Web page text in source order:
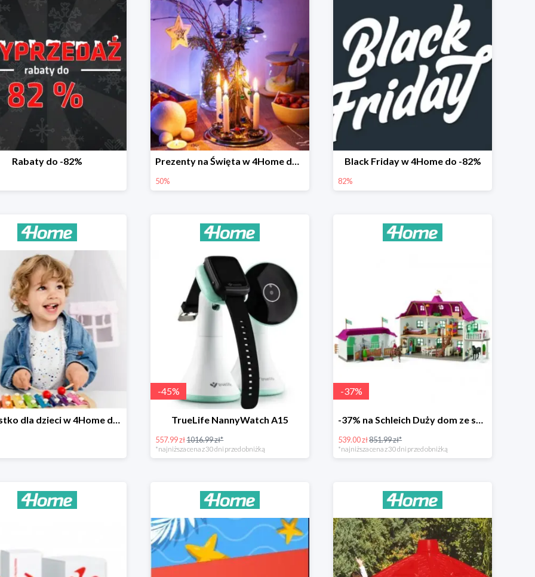
Rabaty do -82% Prezenty na Święta w 4Home do -50%
50%
Black Friday w 4Home do -82%
82%
Wszystko dla dzieci w 4Home do -90%
-45%
TrueLife NannyWatch A15
557.99 zł1016.99 zł*
*najniższa cena z 30 dni przed obniżką
-37%
-37% na Schleich Duży dom ze stajnią i akcesoriami 96 cm
539.00 zł851.99 zł*
*najniższa cena z 30 dni przed obniżką